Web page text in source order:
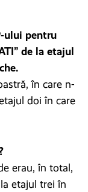
ului pentru
de la etajul
în care n-
doi în care
erau, în total,
etajul trei în